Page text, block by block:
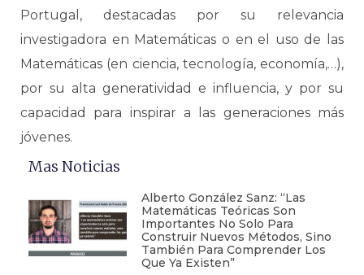
Portugal, destacadas por su relevancia
investigadora en Matemáticas o en el uso de las
Matemáticas (en ciencia, tecnología, economía,…),
por su alta generatividad e influencia, y por su
capacidad para inspirar a las generaciones más
jóvenes.
Mas Noticias
Alberto González Sanz: “Las
Matemáticas Teóricas Son
Importantes No Solo Para
Construir Nuevos Métodos, Sino
También Para Comprender Los
Que Ya Existen”